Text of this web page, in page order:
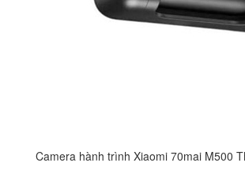
Camera hành trình Xiaomi 70mai M500